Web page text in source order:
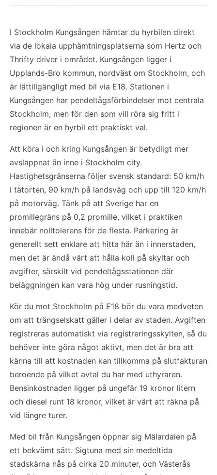
I Stockholm Kungsången hämtar du hyrbilen direkt
via de lokala upphämtningsplatserna som Hertz och
Thrifty driver i området. Kungsången ligger i
Upplands-Bro kommun, nordväst om Stockholm, och
är lättillgängligt med bil via E18. Stationen i
Kungsången har pendeltågsförbindelser mot centrala
Stockholm, men för den som vill röra sig fritt i
regionen är en hyrbil ett praktiskt val.
Att köra i och kring Kungsången är betydligt mer
avslappnat än inne i Stockholm city.
Hastighetsgränserna följer svensk standard: 50 km/h
i tätorten, 90 km/h på landsväg och upp till 120 km/h
på motorväg. Tänk på att Sverige har en
promillegräns på 0,2 promille, vilket i praktiken
innebär nolltolerens för de flesta. Parkering är
generellt sett enklare att hitta här än i innerstaden,
men det är ändå värt att hålla koll på skyltar och
avgifter, särskilt vid pendeltågsstationen där
beläggningen kan vara hög under rusningstid.
Kör du mot Stockholm på E18 bör du vara medveten
om att trängselskatt gäller i delar av staden. Avgiften
registreras automatiskt via registreringsskylten, så du
behöver inte göra något aktivt, men det är bra att
känna till att kostnaden kan tillkomma på slutfakturan
beroende på vilket avtal du har med uthyraren.
Bensinkostnaden ligger på ungefär 19 kronor litern
och diesel runt 18 kronor, vilket är värt att räkna på
vid längre turer.
Med bil från Kungsången öppnar sig Mälardalen på
ett bekvämt sätt. Sigtuna med sin medeltida
stadskärna nås på cirka 20 minuter, och Västerås